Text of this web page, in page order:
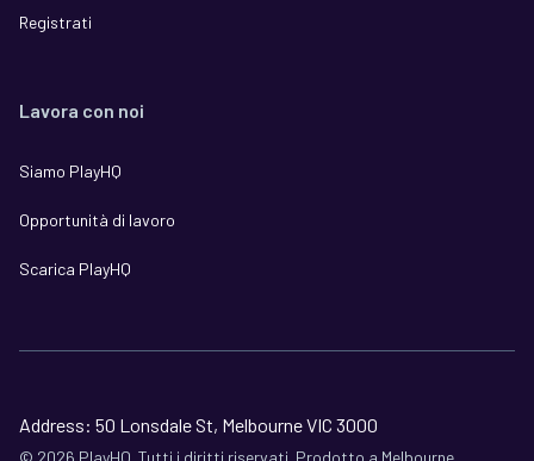
Registrati
Lavora con noi
Siamo PlayHQ
Opportunità di lavoro
Scarica PlayHQ
Address: 50 Lonsdale St, Melbourne VIC 3000
© 2026 PlayHQ. Tutti i diritti riservati. Prodotto a Melbourne,